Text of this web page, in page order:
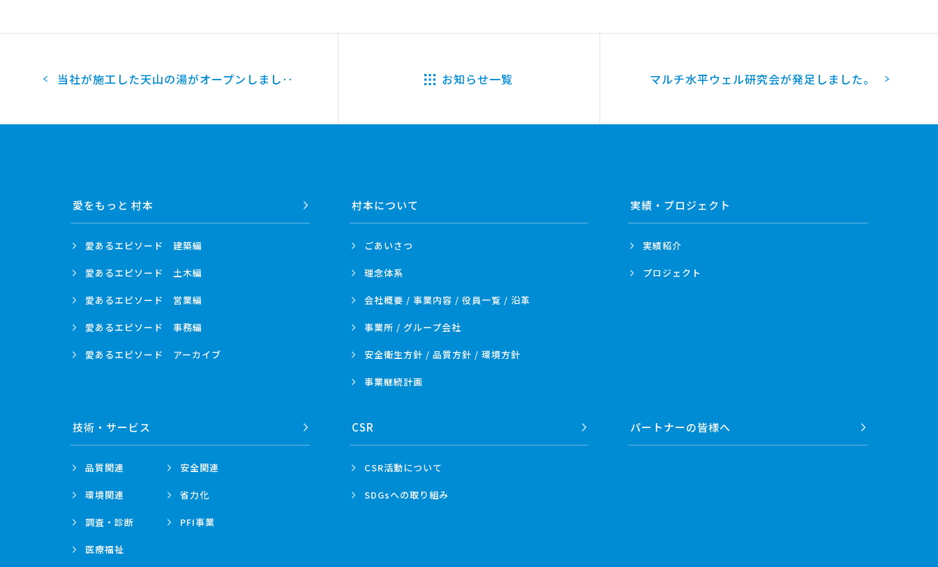
2013
2011
2010
2008
当社が施工した天山の湯がオープンしまし‥ お知らせ一覧 マルチ水平ウェル研究会が発足しました。
愛をもっと 村本
愛あるエピソード 建築編
愛あるエピソード 土木編
愛あるエピソード 営業編
愛あるエピソード 事務編
愛あるエピソード アーカイブ
村本について
ごあいさつ
理念体系
会社概要 / 事業内容 / 役員一覧 / 沿革
事業所 / グループ会社
安全衛生方針 / 品質方針 / 環境方針
事業継続計画
実績・プロジェクト
実績紹介
プロジェクト
技術・ サービス
品質関連 安全関連
環境関連 省力化
調査・診断 PFI事業
医療福祉
CSR
CSR活動について
SDGsへの取り組み
パートナーの皆様へ